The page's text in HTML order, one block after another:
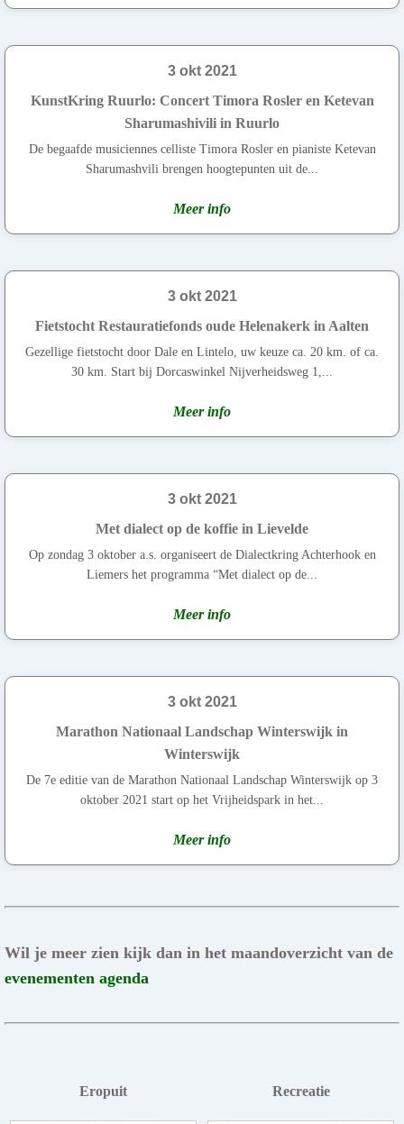
3 okt 2021
KunstKring Ruurlo: Concert Timora Rosler en Ketevan
Sharumashivili in Ruurlo
De begaafde musiciennes celliste Timora Rosler en pianiste Ketevan
Sharumashvili brengen hoogtepunten uit de...
Meer info
3 okt 2021
Fietstocht Restauratiefonds oude Helenakerk in Aalten
Gezellige fietstocht door Dale en Lintelo, uw keuze ca. 20 km. of ca.
30 km. Start bij Dorcaswinkel Nijverheidsweg 1,...
Meer info
3 okt 2021
Met dialect op de koffie in Lievelde
Op zondag 3 oktober a.s. organiseert de Dialectkring Achterhook en
Liemers het programma “Met dialect op de...
Meer info
3 okt 2021
Marathon Nationaal Landschap Winterswijk in
Winterswijk
De 7e editie van de Marathon Nationaal Landschap Winterswijk op 3
oktober 2021 start op het Vrijheidspark in het...
Meer info
Wil je meer zien kijk dan in het maandoverzicht van de
evenementen agenda
Eropuit Recreatie